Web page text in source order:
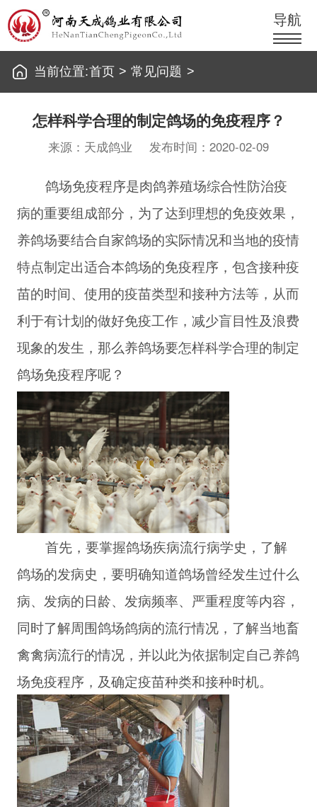
导航
当前位置:首页 > 常见问题 >
怎样科学合理的制定鸽场的免疫程序？
来源：天成鸽业 发布时间：2020-02-09
鸽场免疫程序是肉鸽养殖场综合性防治疫
病的重要组成部分，为了达到理想的免疫效果，
养鸽场要结合自家鸽场的实际情况和当地的疫情
特点制定出适合本鸽场的免疫程序，包含接种疫
苗的时间、使用的疫苗类型和接种方法等，从而
利于有计划的做好免疫工作，减少盲目性及浪费
现象的发生，那么养鸽场要怎样科学合理的制定
鸽场免疫程序呢？
首先，要掌握鸽场疾病流行病学史，了解
鸽场的发病史，要明确知道鸽场曾经发生过什么
病、发病的日龄、发病频率、严重程度等内容，
同时了解周围鸽场鸽病的流行情况，了解当地畜
禽禽病流行的情况，并以此为依据制定自己养鸽
场免疫程序，及确定疫苗种类和接种时机。